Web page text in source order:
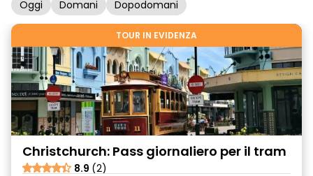
Oggi Domani Dopodomani
TOUR IN EVIDENZA
Christchurch: Pass giornaliero per il tram
8.9 (2)